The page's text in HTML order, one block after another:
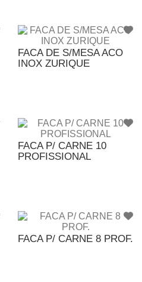
FACA DE S/MESA ACO
INOX ZURIQUE
FACA P/ CARNE 10
PROFISSIONAL
FACA P/ CARNE 8 PROF.